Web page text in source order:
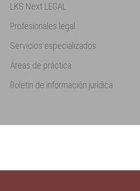
LKS Next LEGAL
Profesionales legal
Servicios especializados
Áreas de práctica
Boletin de información jurídica